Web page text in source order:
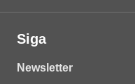
Siga
Newsletter